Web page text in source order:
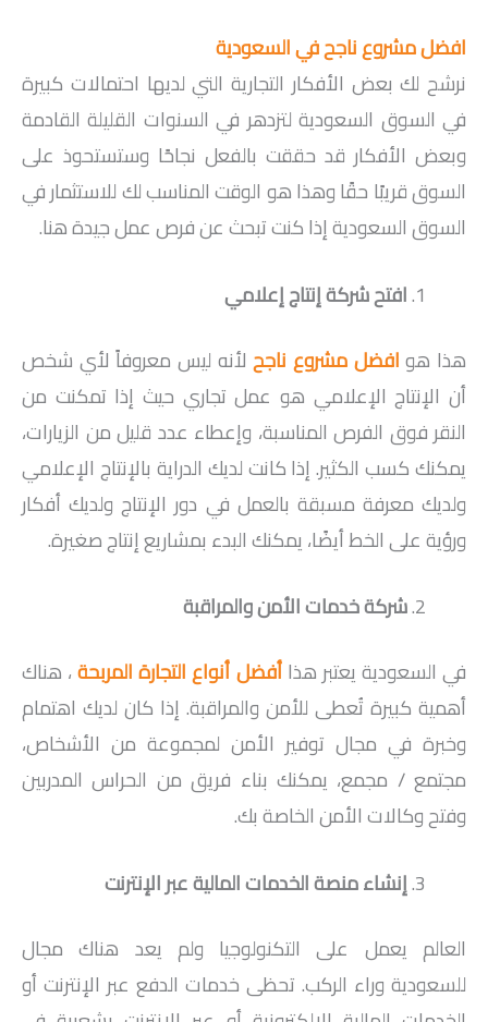
افضل مشروع ناجح في السعودية
نرشح لك بعض الأفكار التجارية التي لديها احتمالات كبيرة
في السوق السعودية لتزدهر في السنوات القليلة القادمة
وبعض الأفكار قد حققت بالفعل نجاحًا وستستحوذ على
السوق قريبًا حقًا وهذا هو الوقت المناسب لك للاستثمار في
السوق السعودية إذا كنت تبحث عن فرص عمل جيدة هنا.
افتح شركة إنتاج إعلامي
هذا هوافضل مشروع ناجحلأنه ليس معروفاً لأي شخص
أن الإنتاج الإعلامي هو عمل تجاري حيث إذا تمكنت من
النقر فوق الفرص المناسبة، وإعطاء عدد قليل من الزيارات،
يمكنك كسب الكثير. إذا كانت لديك الدراية بالإنتاج الإعلامي
ولديك معرفة مسبقة بالعمل في دور الإنتاج ولديك أفكار
ورؤية على الخط أيضًا، يمكنك البدء بمشاريع إنتاج صغيرة.
شركة خدمات الأمن والمراقبة
في السعودية يعتبر هذاأفضل أنواع التجارة المربحة، هناك
أهمية كبيرة تُعطى للأمن والمراقبة. إذا كان لديك اهتمام
وخبرة في مجال توفير الأمن لمجموعة من الأشخاص،
مجتمع / مجمع، يمكنك بناء فريق من الحراس المدربين
وفتح وكالات الأمن الخاصة بك.
إنشاء منصة الخدمات المالية عبر الإنترنت
العالم يعمل على التكنولوجيا ولم يعد هناك مجال
للسعودية وراء الركب. تحظى خدمات الدفع عبر الإنترنت أو